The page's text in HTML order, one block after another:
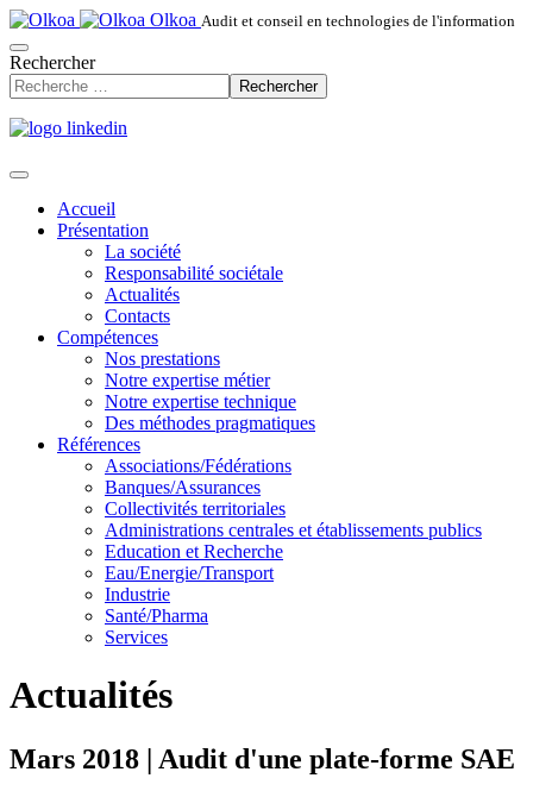
Olkoa Audit et conseil en technologies de l'information
Rechercher
Rechercher
Accueil
Présentation
La société
Responsabilité sociétale
Actualités
Contacts
Compétences
Nos prestations
Notre expertise métier
Notre expertise technique
Des méthodes pragmatiques
Références
Associations/Fédérations
Banques/Assurances
Collectivités territoriales
Administrations centrales et établissements publics
Education et Recherche
Eau/Energie/Transport
Industrie
Santé/Pharma
Services
Actualités
Mars 2018 | Audit d'une plate-forme SAE